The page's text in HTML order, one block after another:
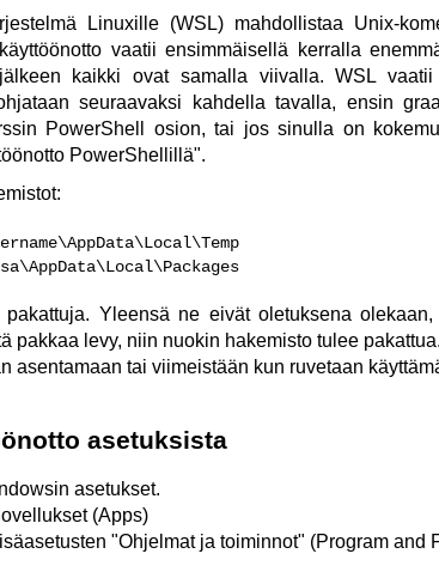
Linuxille (WSL) mahdollistaa Unix-
vaatii ensimmäisellä kerralla
kaikki ovat samalla viivalla. WSL vaatii
seuraavaksi kahdella tavalla, ensin
PowerShell osion, tai jos sinulla on
PowerShellillä".
Yleensä ne eivät oletuksena
pakkaa levy, niin nuokin hakemisto tulee
asentamaan tai viimeistään kun ruvetaan
asetuksista
asetukset.
(Apps)
"Ohjelmat ja toiminnot" (Program and